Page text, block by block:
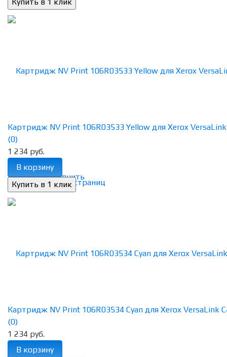
избранное сравнить
Картридж NV Print 106R03533 Yellow для Xerox VersaLink
(0)
1 234 руб.
В корзину
Картридж NV Print 106R03534 Cyan для Xerox VersaLink
(0)
1 234 руб.
В корзину